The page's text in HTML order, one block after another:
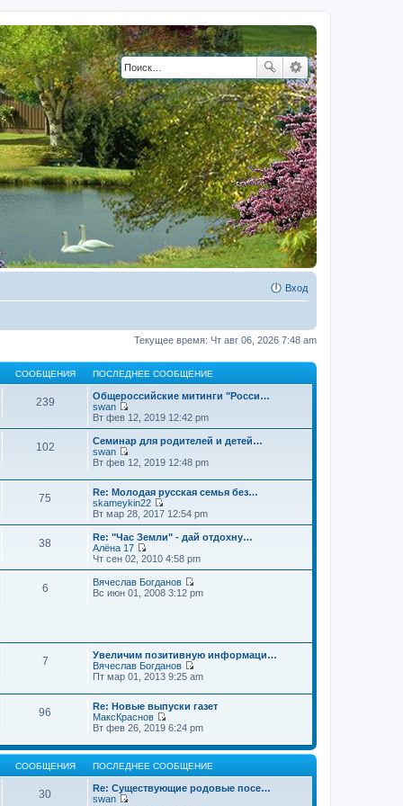
Вход
Текущее время: Чт авг 06, 2026 7:48 am
СООБЩЕНИЯ ПОСЛЕДНЕЕ СООБЩЕНИЕ
239
Общероссийские митинги "Росси…
swan
П
е
р
е
й
т
и
к
п
о
с
л
е
д
м
у
б
щ
е
н
ю
Вт фев 12, 2019 12:42 pm
102
Семинар для родителей и детей…
swan
П
р
е
й
т
и
к
п
о
с
л
е
у
с
о
о
щ
е
н
и
Вт фев 12, 2019 12:48 pm
75
Re: Молодая русская семья без…
skameykin22
П
е
р
е
й
к
п
е
д
н
е
у
с
о
о
щ
н
ю
Вт мар 28, 2017 12:54 pm
38
Re: "Час Земли" - дай отдохну…
Алёна 17
П
е
р
е
й
п
о
с
л
д
н
е
м
с
о
о
щ
Чт сен 02, 2010 4:58 pm
6
Вячеслав Богданов
П
т
и
п
л
д
е
м
у
с
Вс июн 01, 2008 3:12 pm
7
Увеличим позитивную информаци…
Вячеслав Богданов
П
р
е
т
к
п
о
л
Пт мар 01, 2013 9:25 am
96
Re: Новые выпуски газет
МаксКраснов
П
р
е
й
т
и
Вт фев 26, 2019 6:24 pm
СООБЩЕНИЯ ПОСЛЕДНЕЕ СООБЩЕНИЕ
30
Re: Существующие родовые посе…
swan